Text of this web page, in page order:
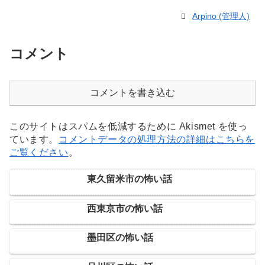
Arpino (管理人)
コメント
コメントを書き込む
このサイトはスパムを低減するために Akismet を使っ
ています。
コメントデータの処理方法の詳細はこちらを
ご覧ください 。
東久留米市の怖い話
西東京市の怖い話
墨田区の怖い話